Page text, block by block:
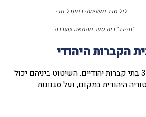
ליל סדר משפחתי במינרל וודי
"חיידר" בית ספר מהמאה שעברה
הקברות היהודי
סטברופול יש 3 בתי קברות יהודיים. השיטוט ביניהם יכול
היהודית במקום, ועל סגנונות